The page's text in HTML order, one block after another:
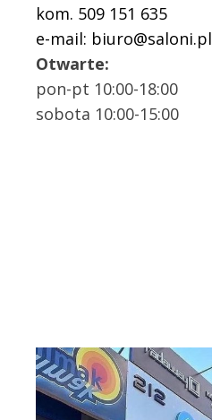
kom. 509 151 635
e-mail: biuro@saloni.pl
Otwarte:
pon-pt 10:00-18:00
sobota 10:00-15:00